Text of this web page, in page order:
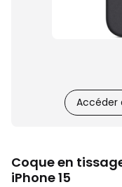
Accéder
Coque en
iPhone 15